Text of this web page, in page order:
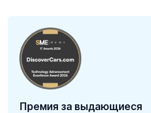
Премия за выдающиеся